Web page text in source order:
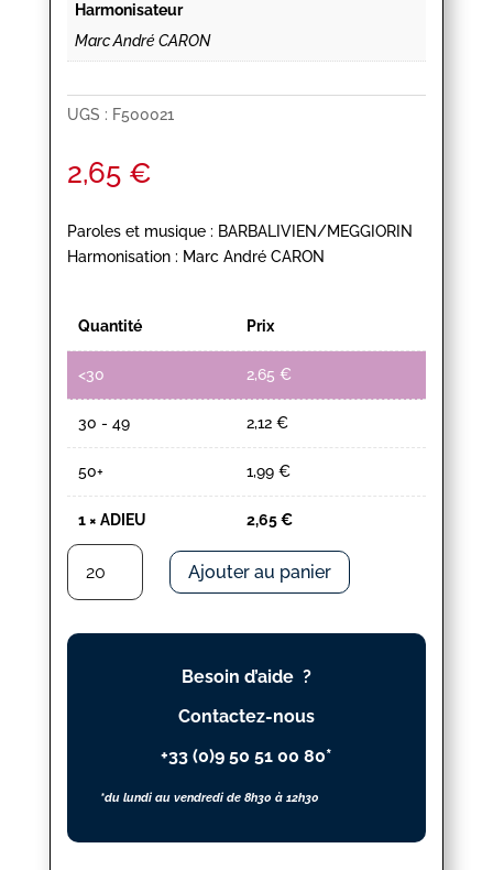
Harmonisateur
Marc André CARON
UGS : F500021
2,65 €
Paroles et musique : BARBALIVIEN/MEGGIORIN
Harmonisation : Marc André CARON
Quantité Prix
<30 2,65 €
30 - 49 2,12 €
50+ 1,99 €
1× ADIEU 2,65€
quantité
ADIEU
Ajouter au panier
Besoin d’aide ?
Contactez-nous
+33 (0)9 50 51 00 80*
*du lundi au vendredi de 8h30 à 12h30